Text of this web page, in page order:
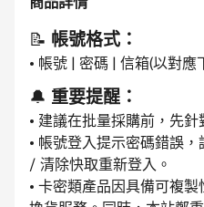
📝 帳號格式：
• 帳號 | 密碼 | 信箱(以對應
🔔 重要提醒：
• 建議在批量採購前，先
• 帳號登入提示密碼錯誤
/ 清除快取重新登入。
• 卡密類產品因具備可複